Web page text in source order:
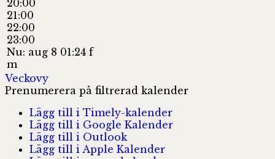
20:00
21:00
22:00
23:00
Nu: aug 8 01:24 f
m
Veckovy
Prenumerera på filtrerad kalender
Lägg till i Timely-kalender
Lägg till i Google Kalender
Lägg till i Outlook
Lägg till i Apple Kalender